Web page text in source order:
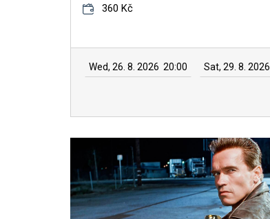
360 Kč
Wed, 26. 8. 2026 20:00 Sat, 29. 8. 2026